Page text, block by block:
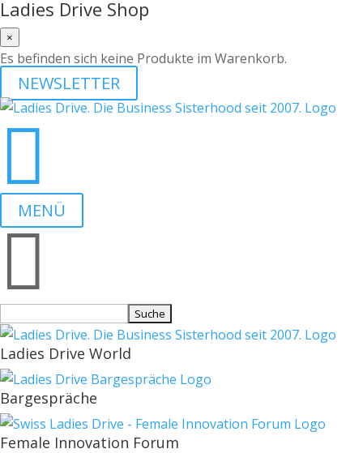
Ladies Drive Shop
×
Es befinden sich keine Produkte im Warenkorb.
NEWSLETTER

MENÜ

nach:
Ladies Drive World
Bargespräche
Female Innovation Forum